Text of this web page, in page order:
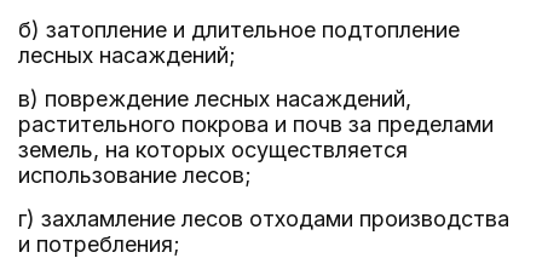
б) затопление и длительное подтопление
лесных насаждений;
в) повреждение лесных насаждений,
растительного покрова и почв за пределами
земель, на которых осуществляется
использование лесов;
г) захламление лесов отходами производства
и потребления;